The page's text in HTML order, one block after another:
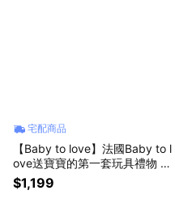
宅配商品
【Baby to love】法國Baby to l
ove送寶寶的第一套玩具禮物 禮
品 感覺統合 軟積木+套圈圈 無
毒認證幼兒玩具✨送禮首選✨生
$1,199